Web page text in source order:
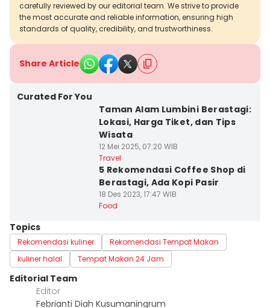
carefully reviewed by our editorial team. We strive to provide
the most accurate and reliable information, ensuring high
standards of quality, credibility, and trustworthiness.
Share Article
Curated For You
Taman Alam Lumbini Berastagi:
Lokasi, Harga Tiket, dan Tips
Wisata
12 Mei 2025, 07:20 WIB
Travel
5 Rekomendasi Coffee Shop di
Berastagi, Ada Kopi Pasir
18 Des 2023, 17:47 WIB
Food
Topics
Rekomendasi kuliner
Rekomendasi Tempat Makan
kuliner halal
Tempat Makan 24 Jam
Editorial Team
Editor
Febrianti Diah Kusumaningrum